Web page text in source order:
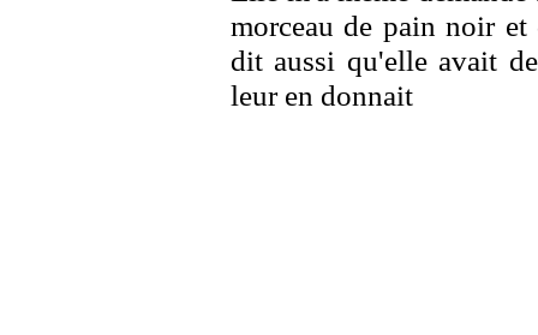
morceau de pain noir
dit aussi qu'elle avait
leur en donnait